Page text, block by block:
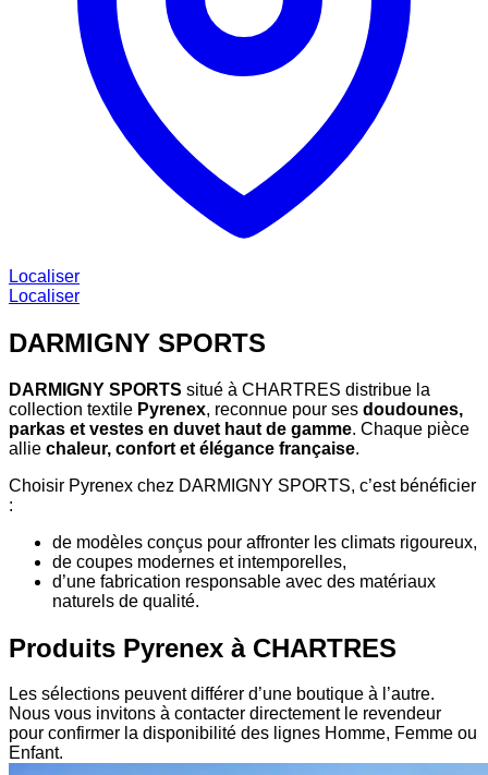
Localiser
Localiser
DARMIGNY SPORTS
DARMIGNY SPORTS situé à CHARTRES distribue la
collection textile Pyrenex, reconnue pour ses doudounes,
parkas et vestes en duvet haut de gamme. Chaque pièce
allie chaleur, confort et élégance française.
Choisir Pyrenex chez DARMIGNY SPORTS, c’est bénéficier
:
de modèles conçus pour affronter les climats rigoureux,
de coupes modernes et intemporelles,
d’une fabrication responsable avec des matériaux
naturels de qualité.
Produits Pyrenex à CHARTRES
Les sélections peuvent différer d’une boutique à l’autre.
Nous vous invitons à contacter directement le revendeur
pour confirmer la disponibilité des lignes Homme, Femme ou
Enfant.